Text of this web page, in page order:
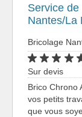
Service
Nantes/La
Bricolage
Sur devis
Brico Chrono
vos petits
que vous